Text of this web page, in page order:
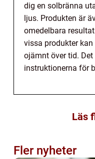
dig en solbränna
ljus. Produkten är
omedelbara
vissa produkter
ojämnt över tid.
instruktionerna för
Läs
Fler nyheter